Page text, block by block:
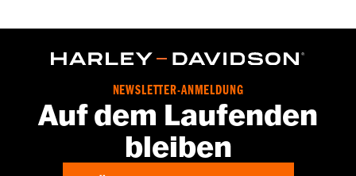
GARANTIE:,,,,,,,,,,,,,,,,,,,,,,,,,,,,,,,,,,,,,,,,,,,,,,,,,,,,,,,,,,,,,,,,,,,
NEWSLETTER-ANMELDUNG
Auf dem Laufenden
bleiben